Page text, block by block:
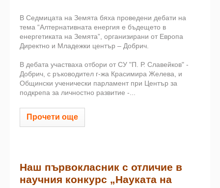
В Седмицата на Земята бяха проведени дебати на
тема “Алтернативната енергия е бъдещето в
енергетиката на Земята”, организирани от Европа
Директно и Младежки център – Добрич.
В дебата участваха отбори от СУ "П. Р. Славейков" -
Добрич, с ръководител г-жа Красимира Желева, и
Общински ученически парламент при Център за
подкрепа за личностно развитие -...
Прочети още
Наш първокласник с отличие в
научния конкурс „Науката на